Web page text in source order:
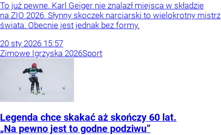
To już pewne. Karl Geiger nie znalazł miejsca w składzie
na ZIO 2026. Słynny skoczek narciarski to wielokrotny mistrz
świata. Obecnie jest jednak bez formy.
20 sty 2026 15:57
Zimowe Igrzyska 2026Sport
Legenda chce skakać aż skończy 60 lat.
„Na pewno jest to godne podziwu”